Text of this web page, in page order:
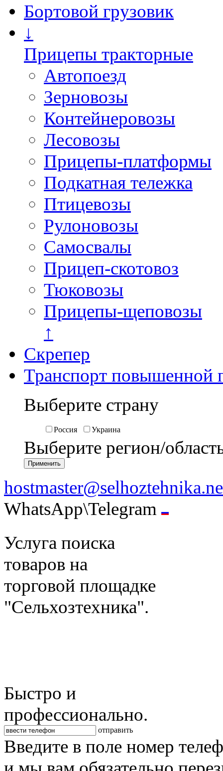
Бортовой грузовик
↓
Прицепы тракторные
Автопоезд
Зерновозы
Контейнеровозы
Лесовозы
Прицепы-платформы
Подкатная тележка
Птицевозы
Рулоновозы
Самосвалы
Прицеп-скотовоз
Тюковозы
Прицепы-щеповозы
↑
Скрепер
Транспорт повышенной
Выберите страну
Россия Украина
Выберите регион/
WhatsApp\Telegram
Услуга поиска
товаров на
торговой площадке
"Сельхозтехника".
Быстро и
профессионально.
отправить
Введите в поле номер